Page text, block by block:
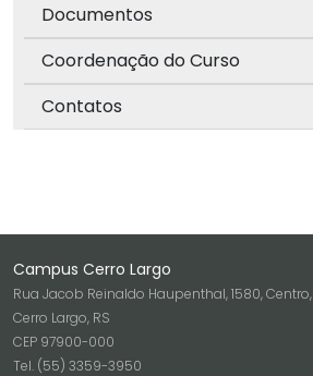
Documentos
Coordenação do Curso
Contatos
Campus Cerro Largo
Rua Jacob Reinaldo Haupenthal, 1580, Centro,
Cerro Largo, RS
CEP 97900-000
Tel. (55) 3359-3950